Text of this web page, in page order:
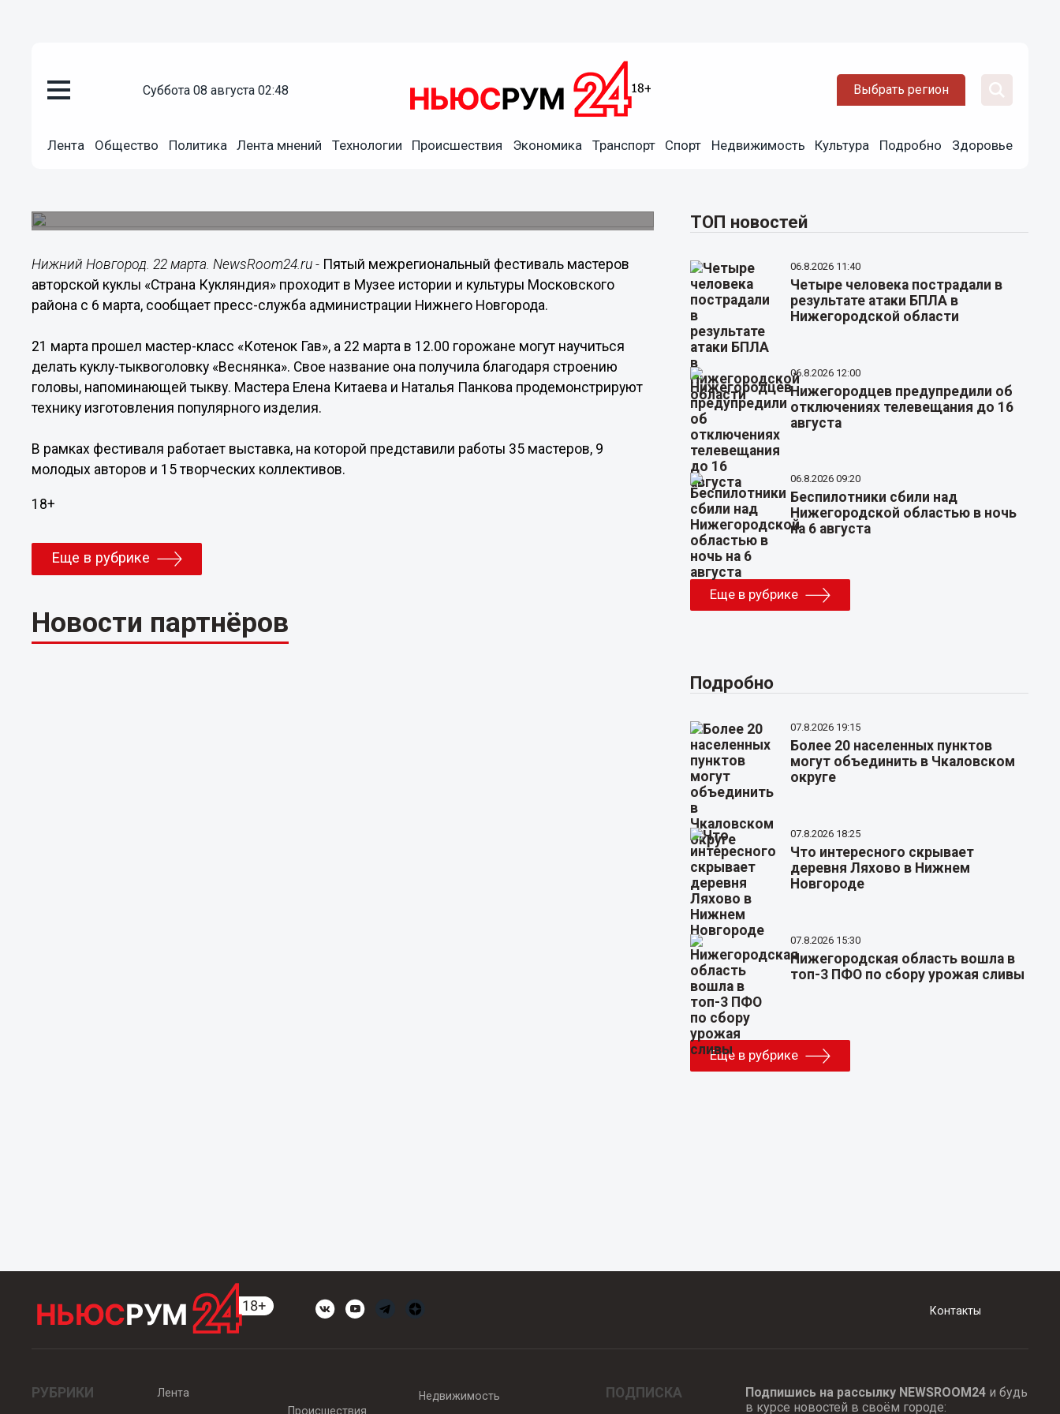
суббота 08 августа 02:48 Выбрать регион
Лента Общество Политика Лента мнений Технологии Происшествия Экономика Транспорт Спорт Недвижимость Культура Подробно Здоровье
Межрегиональный фестиваль мастеров авторской куклы
Нижний Новгород. 22 марта. NewsRoom24.ru - Пятый межрегиональный фестиваль мастеров
авторской куклы «Страна Кукляндия» проходит в Музее истории и культуры Московского
района с 6 марта, сообщает пресс-служба администрации Нижнего Новгорода.
21 марта прошел мастер-класс «Котенок Гав», а 22 марта в 12.00 горожане могут научиться
делать куклу-тыквоголовку «Веснянка». Свое название она получила благодаря строению
головы, напоминающей тыкву. Мастера Елена Китаева и Наталья Панкова продемонстрируют
технику изготовления популярного изделия.
В рамках фестиваля работает выставка, на которой представили работы 35 мастеров, 9
молодых авторов и 15 творческих коллективов.
18+
Еще в рубрике
Новости партнёров
ТОП новостей
06.8.2026 11:40
Четыре человека пострадали в
результате атаки БПЛА в
Нижегородской области
06.8.2026 12:00
Нижегородцев предупредили об
отключениях телевещания до 16
августа
06.8.2026 09:20
Беспилотники сбили над
Нижегородской областью в ночь
на 6 августа
Еще в рубрике
Подробно
07.8.2026 19:15
Более 20 населенных пунктов
могут объединить в Чкаловском
округе
07.8.2026 18:25
Что интересного скрывает
деревня Ляхово в Нижнем
Новгороде
07.8.2026 15:30
Нижегородская область вошла в
топ-3 ПФО по сбору урожая сливы
Еще в рубрике
Контакты
РУБРИКИ
Лента
Происшествия
Недвижимость ПОДПИСКА Подпишись на рассылку NEWSROOM24и будь
в курсе новостей в своём городе: